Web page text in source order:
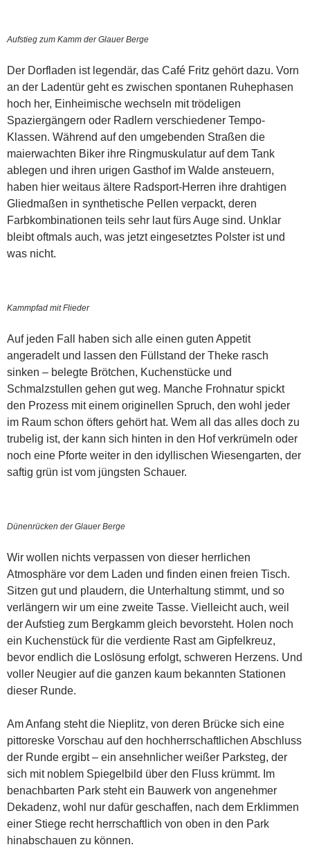
Aufstieg zum Kamm der Glauer Berge
Der Dorfladen ist legendär, das Café Fritz gehört dazu. Vorn
an der Ladentür geht es zwischen spontanen Ruhephasen
hoch her, Einheimische wechseln mit trödeligen
Spaziergängern oder Radlern verschiedener Tempo-
Klassen. Während auf den umgebenden Straßen die
maierwachten Biker ihre Ringmuskulatur auf dem Tank
ablegen und ihren urigen Gasthof im Walde ansteuern,
haben hier weitaus ältere Radsport-Herren ihre drahtigen
Gliedmaßen in synthetische Pellen verpackt, deren
Farbkombinationen teils sehr laut fürs Auge sind. Unklar
bleibt oftmals auch, was jetzt eingesetztes Polster ist und
was nicht.
Kammpfad mit Flieder
Auf jeden Fall haben sich alle einen guten Appetit
angeradelt und lassen den Füllstand der Theke rasch
sinken – belegte Brötchen, Kuchenstücke und
Schmalzstullen gehen gut weg. Manche Frohnatur spickt
den Prozess mit einem originellen Spruch, den wohl jeder
im Raum schon öfters gehört hat. Wem all das alles doch zu
trubelig ist, der kann sich hinten in den Hof verkrümeln oder
noch eine Pforte weiter in den idyllischen Wiesengarten, der
saftig grün ist vom jüngsten Schauer.
Dünenrücken der Glauer Berge
Wir wollen nichts verpassen von dieser herrlichen
Atmosphäre vor dem Laden und finden einen freien Tisch.
Sitzen gut und plaudern, die Unterhaltung stimmt, und so
verlängern wir um eine zweite Tasse. Vielleicht auch, weil
der Aufstieg zum Bergkamm gleich bevorsteht. Holen noch
ein Kuchenstück für die verdiente Rast am Gipfelkreuz,
bevor endlich die Loslösung erfolgt, schweren Herzens. Und
voller Neugier auf die ganzen kaum bekannten Stationen
dieser Runde.
Am Anfang steht die Nieplitz, von deren Brücke sich eine
pittoreske Vorschau auf den hochherrschaftlichen Abschluss
der Runde ergibt – ein ansehnlicher weißer Parksteg, der
sich mit noblem Spiegelbild über den Fluss krümmt. Im
benachbarten Park steht ein Bauwerk von angenehmer
Dekadenz, wohl nur dafür geschaffen, nach dem Erklimmen
einer Stiege recht herrschaftlich von oben in den Park
hinabschauen zu können.